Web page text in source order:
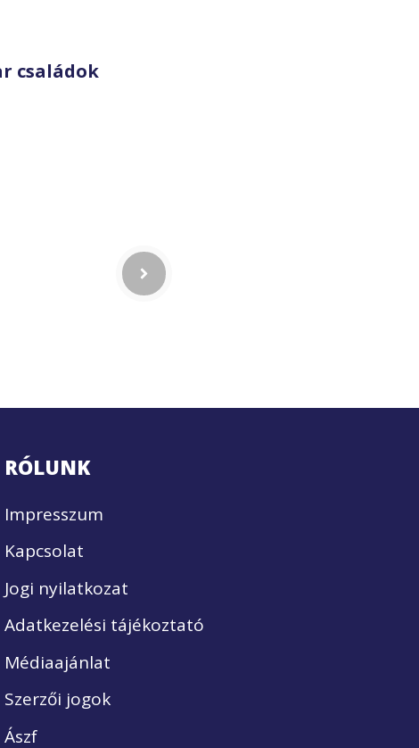
családok
RÓLUNK
Impresszum
Kapcsolat
Jogi nyilatkozat
Adatkezelési tájékoztató
Médiaajánlat
Szerzői jogok
Ászf